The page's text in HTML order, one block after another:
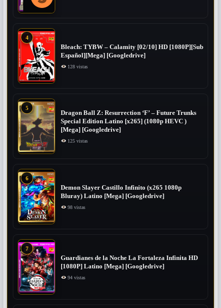
4
Bleach: TYBW – Calamity [02/10] HD [1080P][Sub
Español][Mega] [Googledrive]
128 vistas
5
Dragon Ball Z: Resurrection ‘F’ – Future Trunks
Special Edition Latino [x265] (1080p HEVC )
[Mega] [Googledrive]
125 vistas
6
Demon Slayer Castillo Infinito (x265 1080p
Bluray) Latino [Mega] [Googledrive]
98 vistas
7
Guardianes de la Noche La Fortaleza Infinita HD
[1080P] Latino [Mega] [Googledrive]
94 vistas